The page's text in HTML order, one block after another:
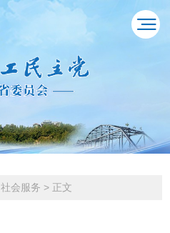
社会服务 > 正文